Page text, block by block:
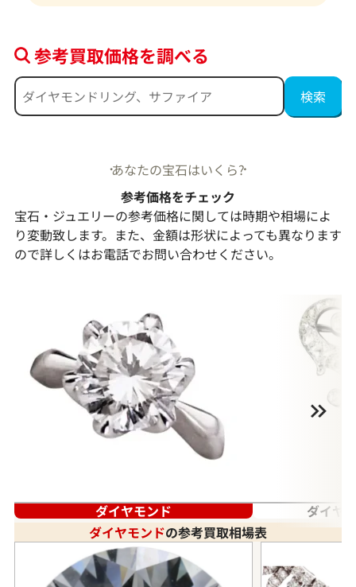
参考買取価格を調べる
あなたの宝石はいくら?
参考価格をチェック
宝石・ジュエリーの参考価格に関しては時期や相場によ
り変動致します。また、金額は形状によっても異なります
ので詳しくはお電話でお問い合わせください。
ダイヤモンド
ダイヤ
ダイヤモンドの参考買取相場表